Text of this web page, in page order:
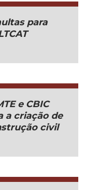
para
e CBIC
a criação de
civil